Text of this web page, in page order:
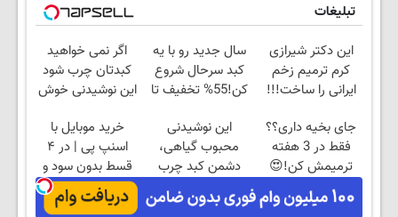
تبلیغات
این دکتر شیرازی
کرم ترمیم زخم
ایرانی را ساخت!!!
سال جدید رو با یه
کبد سرحال شروع
کن!55% تخفیف تا
اگر نمی خواهید
کبدتان چرب شود
این نوشیدنی خوش
جای بخیه داری؟؟
فقط در 3 هفته
ترمیمش کن!😍
این نوشیدنی
محبوب گیاهی،
دشمن کبد چرب
است🔥 (فروش ویژه
فقط امروز)
خرید موبایل با
اسنپ پی | در ۴
قسط بدون سود و
کارمزد!